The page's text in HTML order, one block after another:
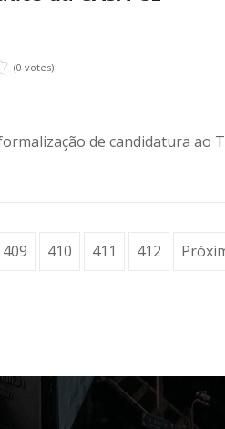
(0 votes)
de candidatura ao
409 410 411 412